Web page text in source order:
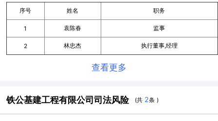
序号 姓名 职务
1 袁陈春 监事
2 林忠杰 执行董事,经理
查看更多
铁公基建工程有限公司司法风险 (共 2条 )